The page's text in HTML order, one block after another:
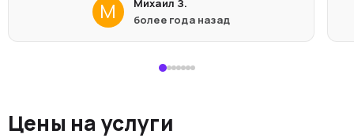
М
Михаил З.
более года назад
Цены на услуги